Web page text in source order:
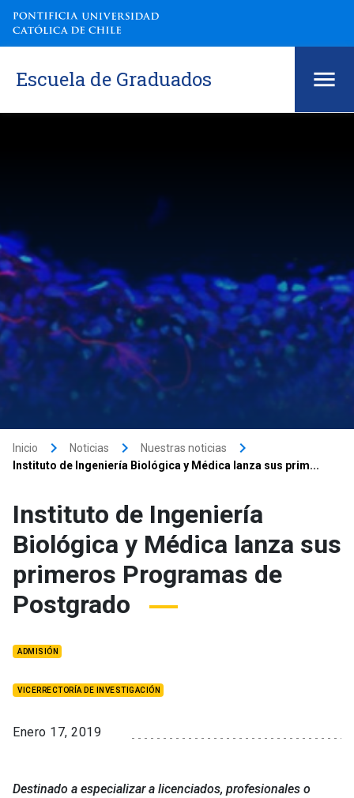
Escuela de Graduados
Inicio keyboard_arrow_right Noticias keyboard_arrow_right Nuestras noticias keyboard_arrow_right
Instituto de Ingeniería Biológica y Médica lanza sus prim...
Instituto de Ingeniería
Biológica y Médica lanza sus
primeros Programas de
Postgrado
ADMISIÓN
VICERRECTORÍA DE INVESTIGACIÓN
Enero 17, 2019
Destinado a especializar a licenciados, profesionales o